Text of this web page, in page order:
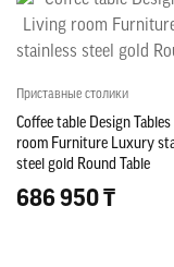
Приставные столики
Coffee table Design
room Furniture Luxury
steel gold Round Table
686 950 ₸